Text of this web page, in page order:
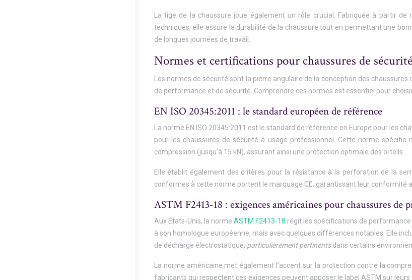
La tige de la chaussure joue également un rôle crucial. Fabriquée à partir
techniques, elle assure la durabilité de la chaussure tout en permettant une
de longues journées de travail.
Normes et certifications pour chaussures de sécurité
Les normes de sécurité sont la pierre angulaire de la conception des
de performance et de sécurité. Comprendre ces normes est essentiel pour
EN ISO 20345:2011 : le standard européen de référence
La norme EN ISO 20345:2011 est le standard de référence en Europe pour les
pour les chaussures de sécurité à usage professionnel. Cette norme
compression (jusqu’à 15 kN), assurant ainsi une protection optimale des orteils.
Elle établit également des critères pour la résistance à la perforation de la
conformes à cette norme portent le marquage CE, garantissant leur conformité
ASTM F2413-18 : exigences américaines pour chaussures de
Aux États-Unis, la normeASTM F2413-18 régit les spécifications de
à son homologue européenne, mais avec quelques différences notables. Elle
de décharge électrostatique, particulièrement pertinentsdans certains
La norme américaine met également l’accent sur la protection contre la
fabricants qui respectent ces exigences peuvent apposer le label ASTM sur